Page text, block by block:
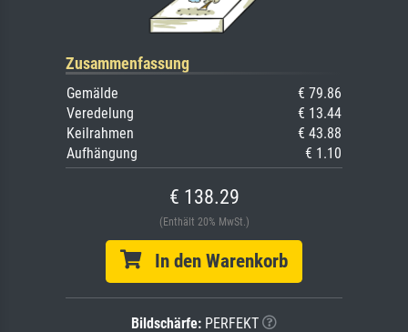
Zusammenfassung
Gemälde
€ 79.86
Veredelung
€ 13.44
Keilrahmen
€ 43.88
Aufhängung
€ 1.10
€ 138.29
(Enthält 20% MwSt.)
In den Warenkorb
Bildschärfe: PERFEKT